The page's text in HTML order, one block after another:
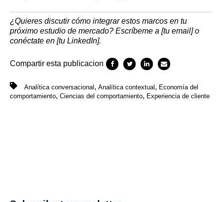
¿Quieres discutir cómo integrar estos marcos en tu
próximo estudio de mercado? Escríbeme a [tu email] o
conéctate en [tu LinkedIn].
Compartir esta publicacion
Analítica conversacional, Analítica contextual, Economía del
comportamiento, Ciencias del comportamiento, Experiencia de cliente